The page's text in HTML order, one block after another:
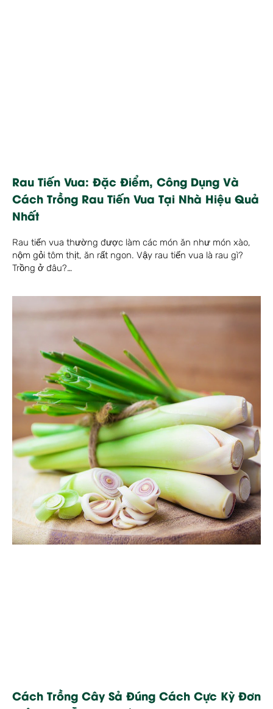
Rau Tiến Vua: Đặc Điểm, Công Dụng Và
Cách Trồng Rau Tiến Vua Tại Nhà Hiệu Quả
Nhất
Rau tiến vua thường được làm các món ăn như món xào,
nộm gỏi tôm thịt, ăn rất ngon. Vậy rau tiến vua là rau gì?
Trồng ở đâu?…
Cách Trồng Cây Sả Đúng Cách Cực Kỳ Đơn